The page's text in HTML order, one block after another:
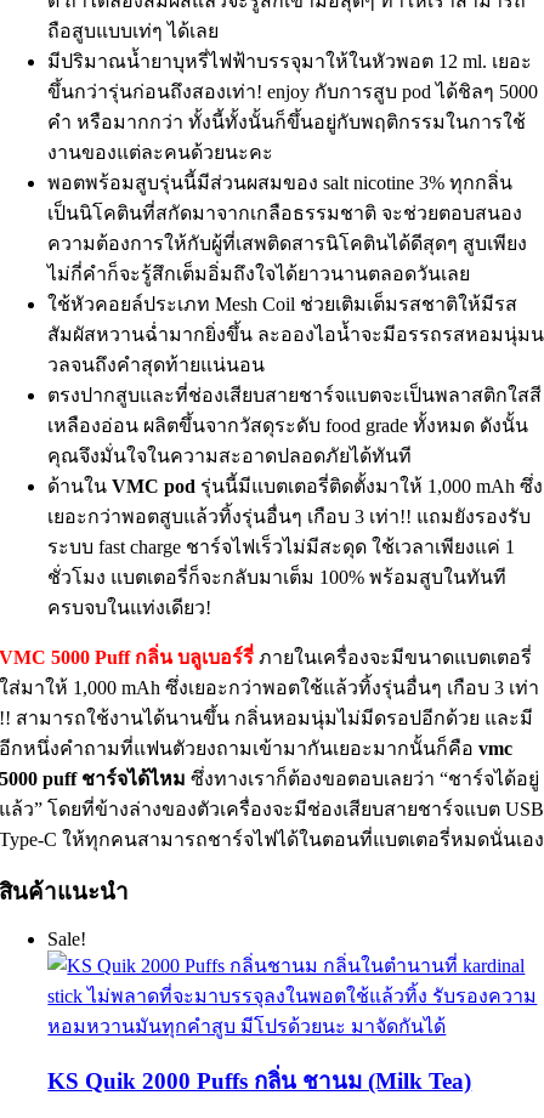
ถือสูบแบบเท่ๆ ได้เลย
มีปริมาณน้ำยาบุหรี่ไฟฟ้าบรรจุมาให้ในหัวพอต 12 ml. เยอะ
ขึ้นกว่ารุ่นก่อนถึงสองเท่า! enjoy กับการสูบ pod ได้ชิลๆ 5000
คำ หรือมากกว่า ทั้งนี้ทั้งนั้นก็ขึ้นอยู่กับพฤติกรรมในการใช้
งานของแต่ละคนด้วยนะคะ
พอตพร้อมสูบรุ่นนี้มีส่วนผสมของ salt nicotine 3% ทุกกลิ่น
เป็นนิโคตินที่สกัดมาจากเกลือธรรมชาติ จะช่วยตอบสนอง
ความต้องการให้กับผู้ที่เสพติดสารนิโคตินได้ดีสุดๆ สูบเพียง
ไม่กี่คำก็จะรู้สึกเต็มอิ่มถึงใจได้ยาวนานตลอดวันเลย
ใช้หัวคอยล์ประเภท Mesh Coil ช่วยเติมเต็มรสชาติให้มีรส
สัมผัสหวานฉ่ำมากยิ่งขึ้น ละอองไอน้ำจะมีอรรถรสหอมนุ่มน
วลจนถึงคำสุดท้ายแน่นอน
ตรงปากสูบและที่ช่องเสียบสายชาร์จแบตจะเป็นพลาสติกใสสี
เหลืองอ่อน ผลิตขึ้นจากวัสดุระดับ food grade ทั้งหมด ดังนั้น
คุณจึงมั่นใจในความสะอาดปลอดภัยได้ทันที
ด้านในVMC pod รุ่นนี้มีแบตเตอรี่ติดตั้งมาให้ 1,000 mAh ซึ่ง
เยอะกว่าพอตสูบแล้วทิ้งรุ่นอื่นๆ เกือบ 3 เท่า!! แถมยังรองรับ
ระบบ fast charge ชาร์จไฟเร็วไม่มีสะดุด ใช้เวลาเพียงแค่ 1
ชั่วโมง แบตเตอรี่ก็จะกลับมาเต็ม 100% พร้อมสูบในทันที
ครบจบในแท่งเดียว!
VMC 5000 Puff กลิ่น บลูเบอร์รี่ ภายในเครื่องจะมีขนาดแบตเตอรี่
ใส่มาให้ 1,000 mAh ซึ่งเยอะกว่าพอตใช้แล้วทิ้งรุ่นอื่นๆ เกือบ3 เท่า
!! สามารถใช้งานได้นานขึ้น กลิ่นหอมนุ่มไม่มีดรอปอีกด้วย และมี
อีกหนึ่งคำถามที่แฟนตัวยงถามเข้ามากันเยอะมากนั้นก็คือvmc
5000 puff ชาร์จได้ไหม ซึ่งทางเราก็ต้องขอตอบเลยว่า“ชาร์จได้อยู่
แล้ว” โดยที่ข้างล่างของตัวเครื่องจะมีช่องเสียบสายชาร์จแบตUSB
Type-Cให้ทุกคนสามารถชาร์จไฟได้ในตอนที่แบตเตอรี่หมดนั่นเอง
สินค้าแนะนำ
Sale!
KS Quik 2000 Puffs กลิ่น ชานม (Milk Tea)